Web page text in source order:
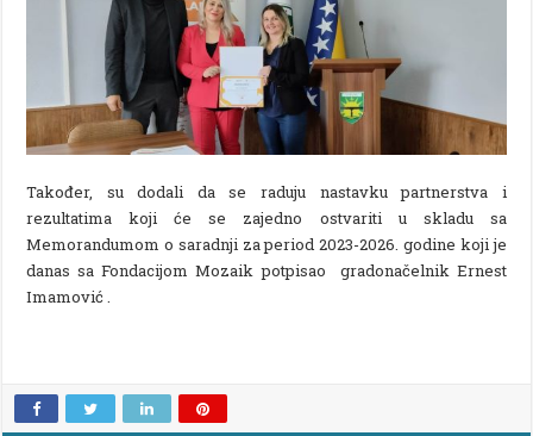
Također, su dodali da se raduju nastavku partnerstva i
rezultatima koji će se zajedno ostvariti u skladu sa
Memorandumom o saradnji za period 2023-2026. godine koji je
danas sa Fondacijom Mozaik potpisao gradonačelnik Ernest
Imamović .